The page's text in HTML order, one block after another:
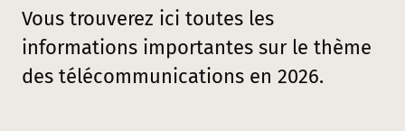
Vous trouverez ici toutes les
informations importantes sur le thème
des télécommunications en 2026.